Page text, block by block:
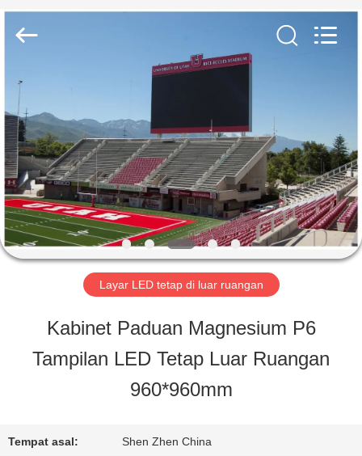
RUMAH
PRODUK
TENTANG
KAMI
KUALITAS
Zhen
All
Rights
Reserved.
Layar LED tetap di luar ruangan
Kabinet Paduan Magnesium P6
Tampilan LED Tetap Luar Ruangan
960*960mm
Tempat asal: Shen Zhen China